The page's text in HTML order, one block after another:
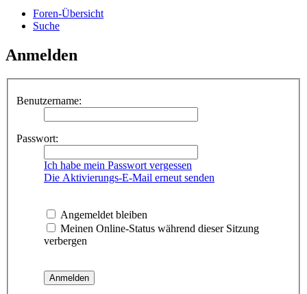
Foren-Übersicht
Suche
Anmelden
Benutzername:
Passwort:
Ich habe mein Passwort vergessen
Die Aktivierungs-E-Mail erneut senden
Angemeldet bleiben
Meinen Online-Status während dieser Sitzung
verbergen